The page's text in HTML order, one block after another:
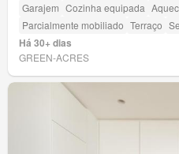
Garajem Cozinha equipada
Parcialmente mobiliado Terraço
Há 30+ dias
GREEN-ACRES